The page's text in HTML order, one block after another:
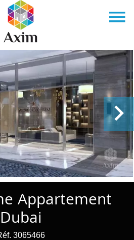
Appartement
Dubai
3065466